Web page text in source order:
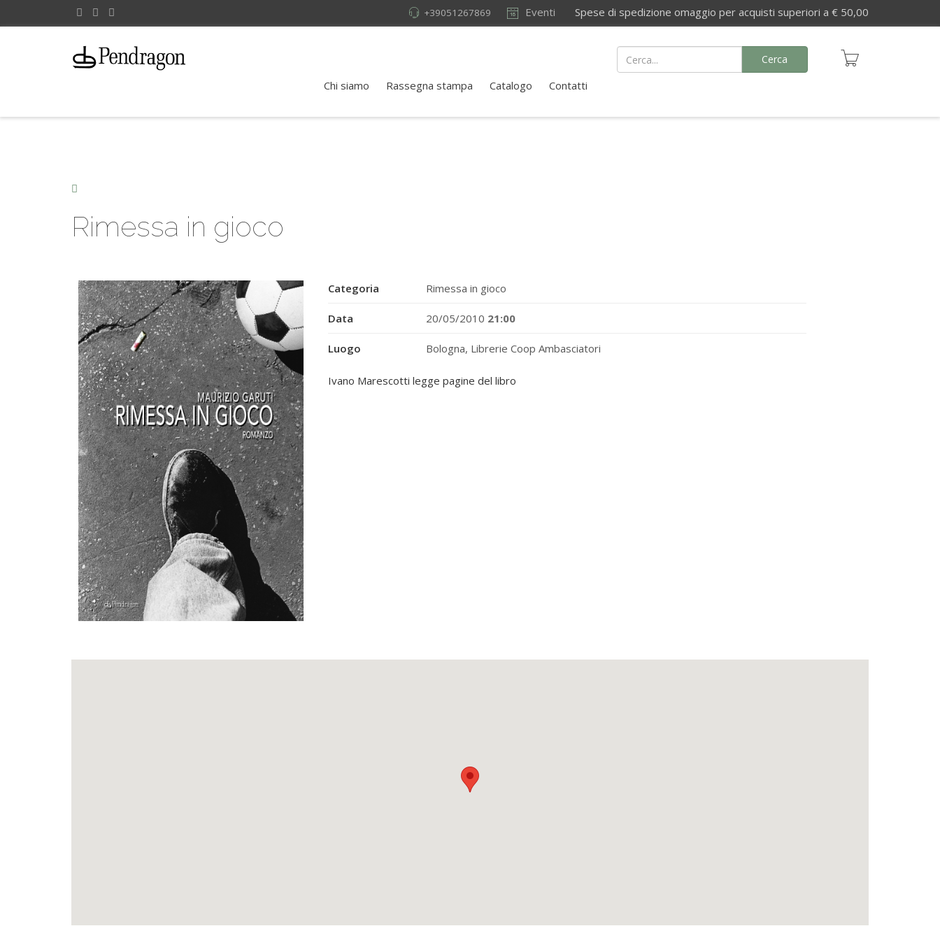
Eventi Spese di spedizione omaggio per acquisti superiori a € 50,00
+39051267869
Chi siamo Rassegna stampa Catalogo Contatti
Cerca
Rimessa in gioco
Categoria Rimessa in gioco
Data 20/05/2010 21:00
Luogo Bologna, Librerie Coop Ambasciatori
Ivano Marescotti legge pagine del libro